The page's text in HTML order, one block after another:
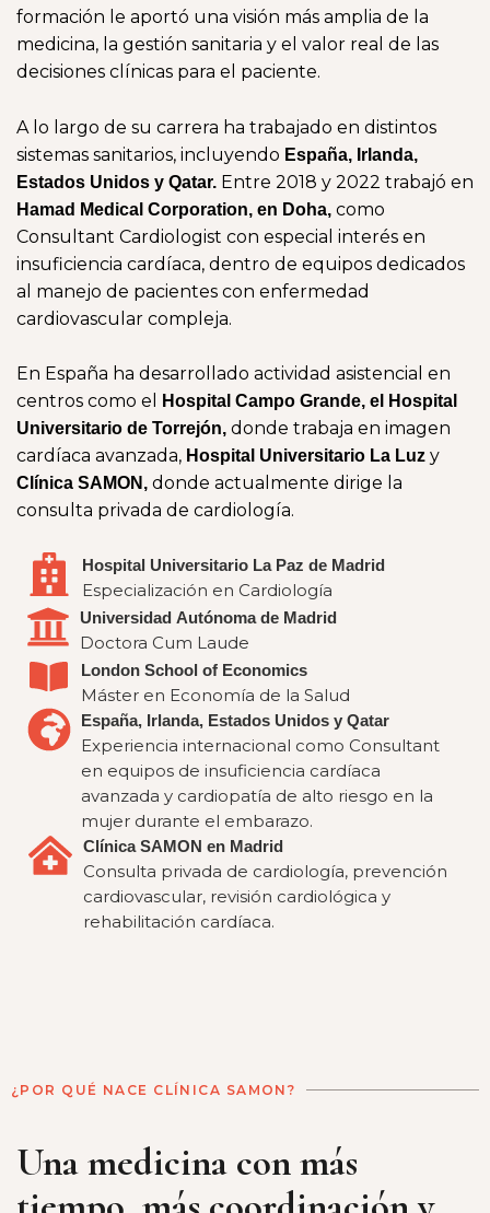
formación le aportó una visión más amplia de la
medicina, la gestión sanitaria y el valor real de las
decisiones clínicas para el paciente.
A lo largo de su carrera ha trabajado en distintos
sistemas sanitarios, incluyendo España, Irlanda,
Estados Unidos y Qatar. Entre 2018 y 2022 trabajó en
Hamad Medical Corporation, en Doha, como
Consultant Cardiologist con especial interés en
insuficiencia cardíaca, dentro de equipos dedicados
al manejo de pacientes con enfermedad
cardiovascular compleja.
En España ha desarrollado actividad asistencial en
centros como el
Hospital Campo Grande, el Hospital
Universitario de Torrejón, donde trabaja en imagen
cardíaca avanzada, Hospital Universitario La Luz y
Clínica SAMON, donde actualmente dirige la
consulta privada de cardiología.
Hospital Universitario La Paz de Madrid
Especialización en Cardiología
Universidad Autónoma de Madrid
Doctora Cum Laude
London School of Economics
Máster en Economía de la Salud
España, Irlanda, Estados Unidos y Qatar
Experiencia internacional como Consultant
en equipos de insuficiencia cardíaca
avanzada y cardiopatía de alto riesgo en la
mujer durante el embarazo.
Clínica SAMON en Madrid
Consulta privada de cardiología, prevención
cardiovascular, revisión cardiológica y
rehabilitación cardíaca.
¿POR QUÉ NACE CLÍNICA SAMON?
Una medicina con más